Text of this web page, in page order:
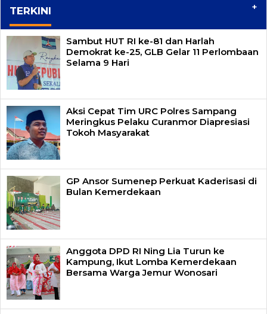
TERKINI +
Sambut HUT RI ke-81 dan Harlah
Demokrat ke-25, GLB Gelar 11 Perlombaan
Selama 9 Hari
Aksi Cepat Tim URC Polres Sampang
Meringkus Pelaku Curanmor Diapresiasi
Tokoh Masyarakat
GP Ansor Sumenep Perkuat Kaderisasi di
Bulan Kemerdekaan
Anggota DPD RI Ning Lia Turun ke
Kampung, Ikut Lomba Kemerdekaan
Bersama Warga Jemur Wonosari